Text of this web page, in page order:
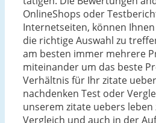
OnlineShops oder
Internetseiten, können
die richtige Auswahl zu
am besten immer mehrere
miteinander um das beste
Verhältnis für Ihr zitate
nachdenken Test oder
unserem zitate uebers
Vergleich und auch in der